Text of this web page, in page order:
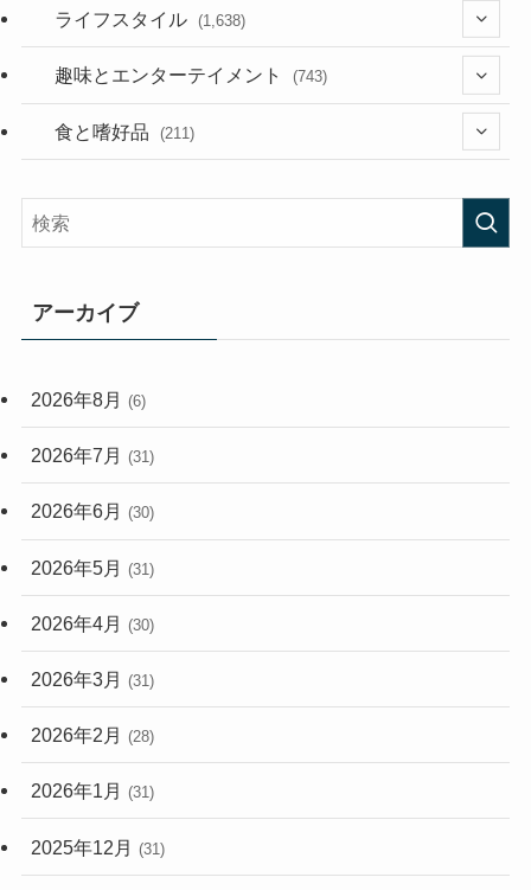
(187)
(118)
(181)
ライフスタイル (1,638)
(394)
(282)
(33)
(248)
趣味とエンターテイメント (743)
(56)
食と嗜好品 (211)
アーカイブ
2026年8月 (6)
2026年7月 (31)
2026年6月 (30)
2026年5月 (31)
2026年4月 (30)
2026年3月 (31)
2026年2月 (28)
2026年1月 (31)
2025年12月 (31)